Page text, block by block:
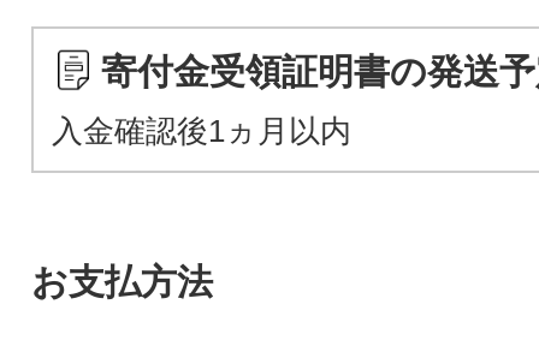
寄付金受領証明書の発送
入金確認後1ヵ月以内
お支払方法